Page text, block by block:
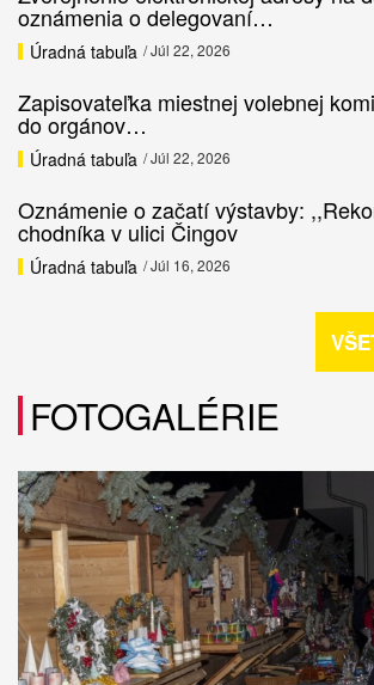
oznámenia o delegovaní…
Úradná tabuľa / Júl 22, 2026
Zapisovateľka miestnej volebnej
do orgánov…
Úradná tabuľa / Júl 22, 2026
Oznámenie o začatí výstavby:
chodníka v ulici Čingov
Úradná tabuľa / Júl 16, 2026
FOTOGALÉRIE